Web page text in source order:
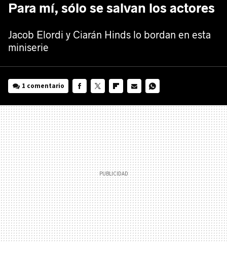
Para mí, sólo se salvan los actores
Jacob Elordi y Ciarán Hinds lo bordan en esta
miniserie
1 comentario
MAIL